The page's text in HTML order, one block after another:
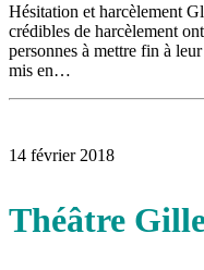
Hésitation et harcèlement
crédibles de harcèlement
personnes à mettre fin à
mis en…
14 février 2018
Théâtre